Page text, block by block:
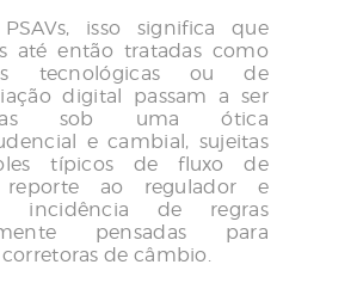
isso significa que
até então tratadas como
tecnológicas ou de
digital passam a ser
sob uma ótica
e cambial, sujeitas
típicos de fluxo de
reporte ao regulador e
incidência de regras
pensadas para
de câmbio.